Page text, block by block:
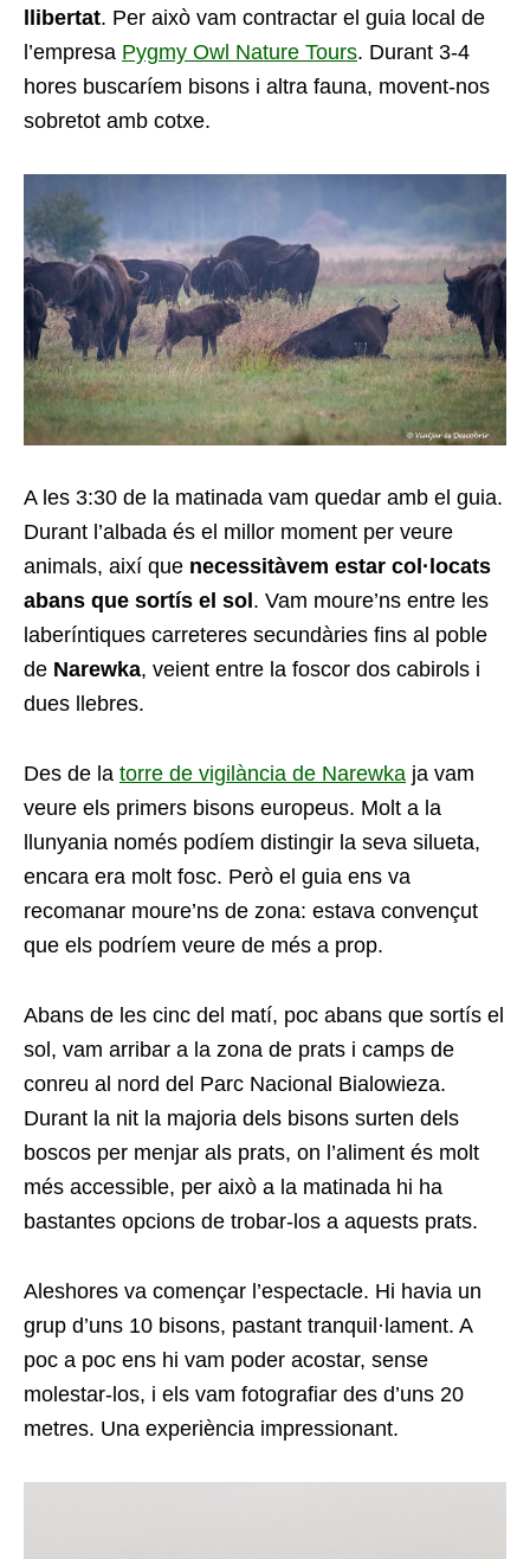
llibertat. Per això vam contractar el guia local de
l’empresa Pygmy Owl Nature Tours. Durant 3-4
hores buscaríem bisons i altra fauna, movent-nos
sobretot amb cotxe.
A les 3:30 de la matinada vam quedar amb el guia.
Durant l’albada és el millor moment per veure
animals, així que necessitàvem estar col·locats
abans que sortís el sol . Vam moure’ns entre les
laberíntiques carreteres secundàries fins al poble
de Narewka, veient entre la foscor dos cabirols i
dues llebres.
Des de la torre de vigilància de Narewka ja vam
veure els primers bisons europeus. Molt a la
llunyania només podíem distingir la seva silueta,
encara era molt fosc. Però el guia ens va
recomanar moure’ns de zona: estava convençut
que els podríem veure de més a prop.
Abans de les cinc del matí, poc abans que sortís el
sol, vam arribar a la zona de prats i camps de
conreu al nord del Parc Nacional Bialowieza.
Durant la nit la majoria dels bisons surten dels
boscos per menjar als prats, on l’aliment és molt
més accessible, per això a la matinada hi ha
bastantes opcions de trobar-los a aquests prats.
Aleshores va començar l’espectacle. Hi havia un
grup d’uns 10 bisons, pastant tranquil·lament. A
poc a poc ens hi vam poder acostar, sense
molestar-los, i els vam fotografiar des d’uns 20
metres. Una experiència impressionant.